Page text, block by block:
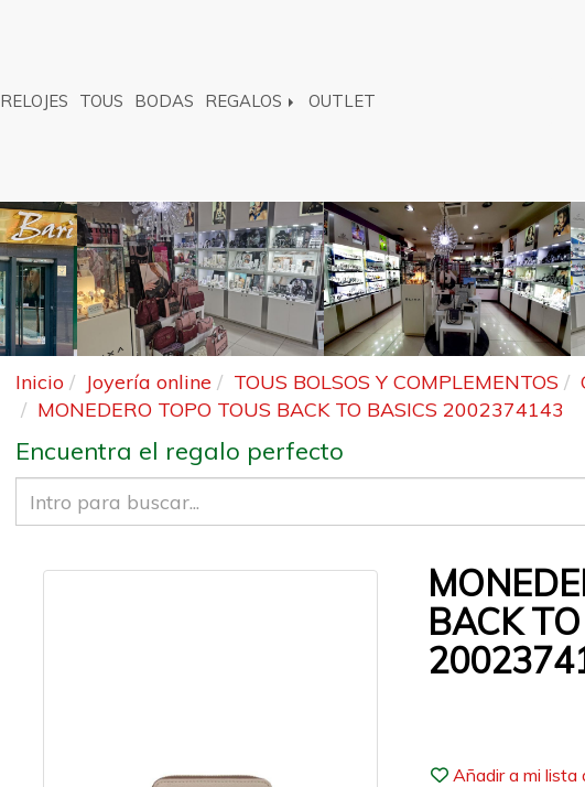
RELOJES TOUS BODAS REGALOS OUTLET
Inicio Joyería online TOUS BOLSOS Y COMPLEMENTOS
MONEDERO TOPO TOUS BACK TO BASICS 2002374143
Encuentra el regalo perfecto
BACK
Añadir a mi lista